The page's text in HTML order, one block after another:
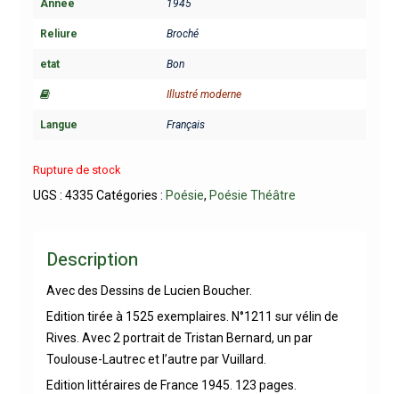
Année 1945
Reliure Broché
etat Bon
Illustré moderne
Langue Français
Rupture de stock
UGS : 4335 Catégories : Poésie, Poésie Théâtre
Description
Avec des Dessins de Lucien Boucher.
Edition tirée à 1525 exemplaires. N°1211 sur vélin de
Rives. Avec 2 portrait de Tristan Bernard, un par
Toulouse-Lautrec et l’autre par Vuillard.
Edition littéraires de France 1945. 123 pages.